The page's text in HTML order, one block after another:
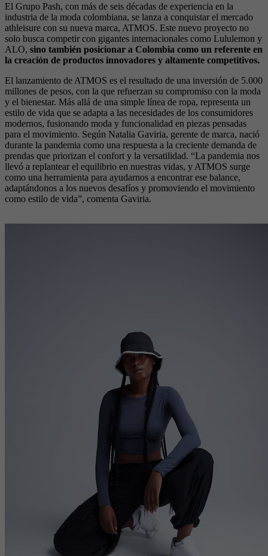
El Grupo Pash, con más de seis décadas de experiencia en la
industria de la moda colombiana, se lanza a conquistar el mercado
athleisure con su nueva marca, ATMOS. Este nuevo proyecto no
solo busca competir con gigantes internacionales como Lululemon y
ALO, sino también posicionar a Colombia como un referente en
la creación de productos innovadores y altamente competitivos.
El lanzamiento de ATMOS es el resultado de una inversión de 5.000
millones de pesos, con la que refuerzan su compromiso con la moda
y el bienestar. Más allá de una simple línea de ropa, representa un
estilo de vida que se adapta a las necesidades de los consumidores
modernos, fusionando moda y funcionalidad en piezas pensadas
para el movimiento. Según Natalia Gaviria, gerente de marca, nació
durante la pandemia como una respuesta a la creciente demanda de
prendas que priorizan el confort y la versatilidad. “La pandemia nos
llevó a replantear el equilibrio en nuestras vidas, y ATMOS surge
como una herramienta para ayudarnos a encontrar ese balance,
adaptándonos a los nuevos desafíos y promoviendo el movimiento
como estilo de vida”, comenta Gaviria.